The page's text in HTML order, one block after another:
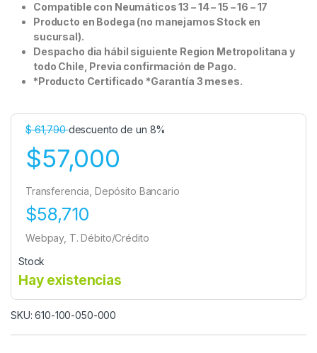
Compatible con Neumáticos 13 – 14 – 15 – 16 – 17
Producto en Bodega (no manejamos Stock en
sucursal).
Despacho dia hábil siguiente Region Metropolitana y
todo Chile, Previa confirmación de Pago.
*Producto Certificado *Garantía 3 meses.
$61,790descuento de un 8%
$57,000
Transferencia, Depósito Bancario
$58,710
Webpay, T. Débito/Crédito
Stock
Hay existencias
SKU: 610-100-050-000